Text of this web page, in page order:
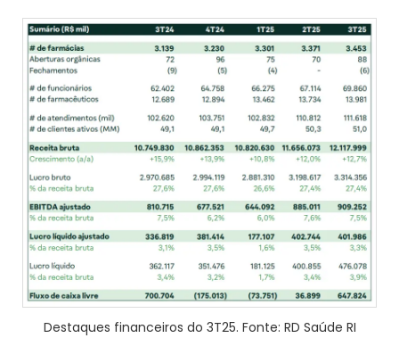
Destaques financeiros do 3T25. Fonte: RD Saúde RI